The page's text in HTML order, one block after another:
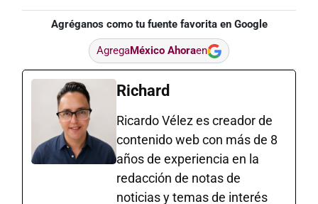
Agréganos como tu fuente favorita en Google
AgregaMéxico Ahoraen
Richard
Ricardo Vélez es creador de
contenido web con más de 8
años de experiencia en la
redacción de notas de
noticias y temas de interés